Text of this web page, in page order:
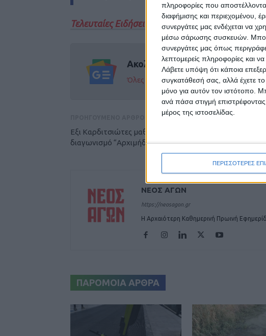
πληροφορίες που
διαφήμισης και περιεχομένου,
συνεργάτες μας ενδέχεται να
μέσω σάρωσης συσκευών.
συνεργάτες μας όπως
λεπτομερείς πληροφορίες και
Λάβετε υπόψη ότι κάποια
συγκατάθεσή σας, αλλά έχετε
μόνο για αυτόν τον ιστότοπο.
ανά πάσα στιγμή
μέρος της ιστοσελίδας.
ΠΕΡΙΣΣΟΤΕΡΕΣ
Τελευταίες Ειδήσεις Σήμερα
Ακολούθησε την εφημερίδα
Όλες οι εξελίξεις στην περιοχή της
Εξι Καρδιτσιώτες μαθητές στον μαθηματικό
διαγωνισμό “Αρχιμήδης”
ΝΕΟΣ ΑΓΩΝ
https://neosagon.gr
Η Αρχαιότερη Καθημερινή Πρωινή
ΠΑΡΟΜΟΙΑ ΑΡΘΡΑ